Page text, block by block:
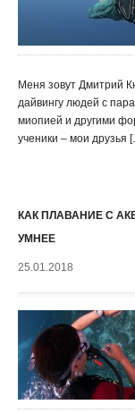
Меня зовут Дмитрий
дайвингу людей с
миопией и другими
ученики – мои друзья
КАК ПЛАВАНИЕ С
УМНЕЕ
25.01.2018